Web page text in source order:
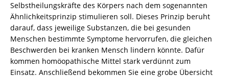
Selbstheilungskräfte des Körpers nach dem sogenannten
Ähnlichkeitsprinzip stimulieren soll. Dieses Prinzip beruht
darauf, dass jeweilige Substanzen, die bei gesunden
Menschen bestimmte Symptome hervorrufen, die gleichen
Beschwerden bei kranken Mensch lindern könnte. Dafür
kommen homöopathische Mittel stark verdünnt zum
Einsatz. Anschließend bekommen Sie eine grobe Übersicht